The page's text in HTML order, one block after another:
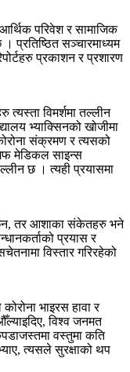
परिवेश र सामाजिक
प्रतिष्ठित सञ्चारमाध्यम
प्रकाशन र प्रशारण
त्यस्ता विमर्शमा तल्लीन
भ्याक्सिनको खोजीमा
संक्रमण र त्यसको
मेडिकल साइन्स
छ । त्यही प्रयासमा
छैन, तर आशाका संकेतहरु भने
प्रयास र
विस्तार गरिरहेको
भाइरस हावा र
विश्व जनमत
वस्तुमा कति
त्यसले सुरक्षाको थप